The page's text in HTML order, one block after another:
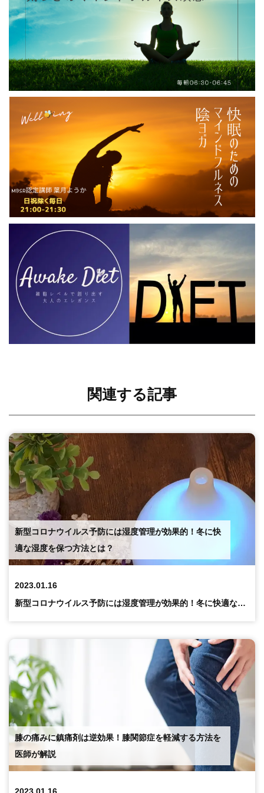
関連する記事
新型コロナウイルス予防には湿度管理が効果的！冬に快
適な湿度を保つ方法とは？
2023.01.16
新型コロナウイルス予防には湿度管理が効果的！冬に快適な湿度を保つ方法とは？
膝の痛みに鎮痛剤は逆効果！膝関節症を軽減する方法を
医師が解説